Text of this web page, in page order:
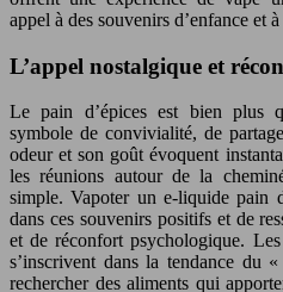
appel à des souvenirs d’enfance et
L’appel nostalgique et
Le pain d’épices est bien plus
symbole de convivialité, de
odeur et son goût évoquent
les réunions autour de la
simple. Vapoter un e-liquide pain
dans ces souvenirs positifs et de
et de réconfort psychologique.
s’inscrivent dans la tendance du
rechercher des aliments qui